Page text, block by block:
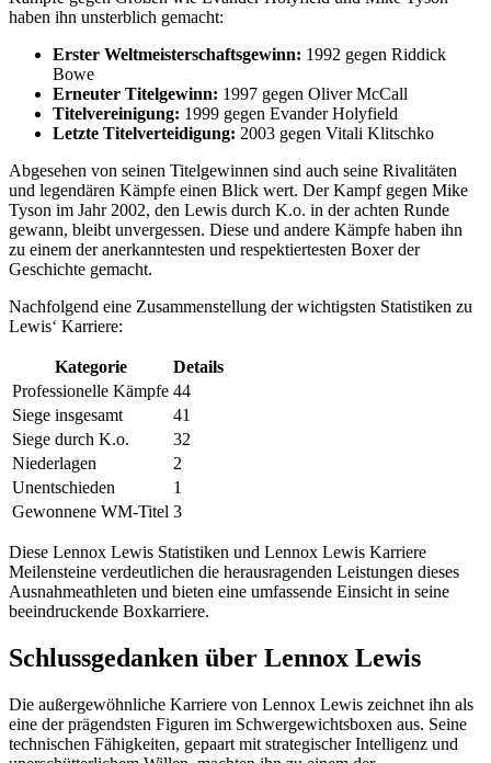
haben ihn unsterblich gemacht:
Erster Weltmeisterschaftsgewinn: 1992 gegen Riddick
Bowe
Erneuter Titelgewinn: 1997 gegen Oliver McCall
Titelvereinigung: 1999 gegen Evander Holyfield
Letzte Titelverteidigung: 2003 gegen Vitali Klitschko
Abgesehen von seinen Titelgewinnen sind auch seine Rivalitäten
und legendären Kämpfe einen Blick wert. Der Kampf gegen Mike
Tyson im Jahr 2002, den Lewis durch K.o. in der achten Runde
gewann, bleibt unvergessen. Diese und andere Kämpfe haben ihn
zu einem der anerkanntesten und respektiertesten Boxer der
Geschichte gemacht.
Nachfolgend eine Zusammenstellung der wichtigsten Statistiken zu
Lewis‘ Karriere:
Kategorie
Details
Professionelle Kämpfe 44
Siege insgesamt
41
Siege durch K.o.
32
Niederlagen
2
Unentschieden
1
Gewonnene WM-Titel 3
Diese Lennox Lewis Statistiken und Lennox Lewis Karriere
Meilensteine verdeutlichen die herausragenden Leistungen dieses
Ausnahmeathleten und bieten eine umfassende Einsicht in seine
beeindruckende Boxkarriere.
Schlussgedanken über Lennox Lewis
Die außergewöhnliche Karriere von Lennox Lewis zeichnet ihn als
eine der prägendsten Figuren im Schwergewichtsboxen aus. Seine
technischen Fähigkeiten, gepaart mit strategischer Intelligenz und